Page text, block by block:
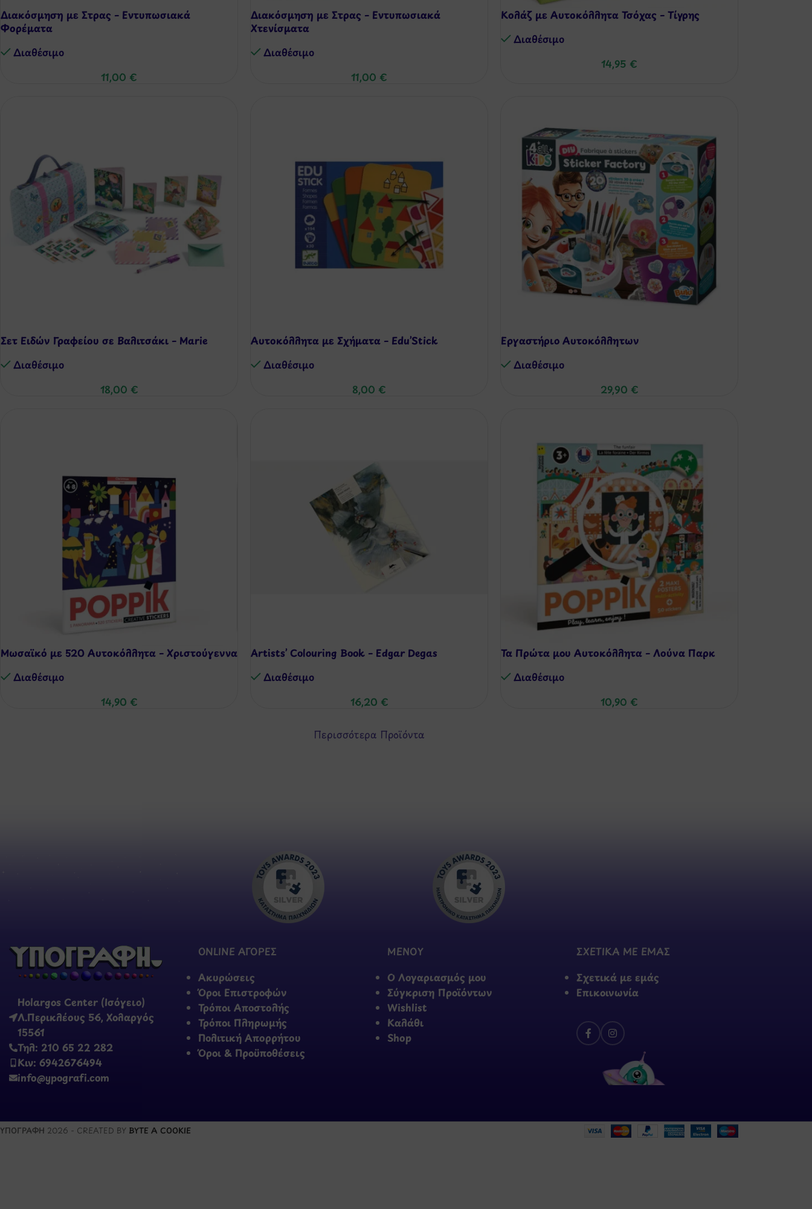
Διακόσμηση με Στρας – Εντυπωσιακά
Φορέματα
Διαθέσιμo
11,00 €
Διακόσμηση με Στρας – Εντυπωσιακά
Χτενίσματα
Διαθέσιμo
11,00 €
Κολάζ με Αυτοκόλλητα Τσόχας – Τίγρης
Διαθέσιμo
14,95 €
Σετ Ειδών Γραφείου σε Βαλιτσάκι – Marie
Διαθέσιμo
18,00 €
Αυτοκόλλητα με Σχήματα – Edu’Stick
Διαθέσιμo
8,00 €
Εργαστήριο Αυτοκόλλητων
Διαθέσιμo
29,90 €
Μωσαϊκό με 520 Αυτοκόλλητα – Χριστούγεννα
Διαθέσιμo
14,90 €
Artists’ Colouring Book – Edgar Degas
Διαθέσιμo
16,20 €
Τα Πρώτα μου Αυτοκόλλητα – Λούνα Παρκ
Διαθέσιμo
10,90 €
Περισσότερα Προϊόντα
Holargos Center (Ισόγειο)
Λ.Περικλέους 56, Χολαργός
15561
Τηλ: 210 65 22 282
Κιν: 6942676494
info@ypografi.com
ONLINE ΑΓΟΡΕΣ
Ακυρώσεις
Όροι Επιστροφών
Τρόποι Αποστολής
Τρόποι Πληρωμής
Πολιτική Απορρήτου
Όροι & Προϋποθέσεις
ΜΕΝΟΥ
Ο Λογαριασμός μου
Σύγκριση Προϊόντων
Wishlist
Καλάθι
Shop
ΣΧΕΤΙΚΑ ΜΕ ΕΜΑΣ
Σχετικά με εμάς
Επικοινωνία
ΥΠΟΓΡΑΦΗ 2026 - CREATED BY BYTE A COOKIE